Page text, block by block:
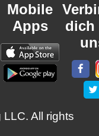
Mobile
Apps
dich
All rights